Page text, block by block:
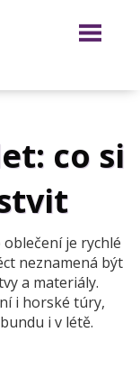
co si
je rychlé
neznamená být
a materiály.
i horské túry,
i v létě.